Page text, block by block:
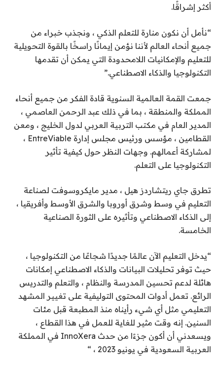
أكثر إشراقًا.
“نأمل أن نكون منارة للتعلم الذكي ، ونجذب خبراء من
جميع أنحاء العالم لأننا نؤمن إيمانًا راسخًا بالقوة التحويلية
للتعليم والإمكانيات اللامحدودة التي يمكن أن تقدمها
التكنولوجيا والذكاء الاصطناعي.”
جمعت القمة العالمية السنوية قادة الفكر من جميع أنحاء
المملكة والمنطقة ، بما في ذلك عبد الرحمن العاصمي ،
المدير العام في مكتب التربية العربي لدول الخليج ، ومعن
القطامين ، مؤسس ورئيس مجلس إدارة EntreViable ،
لمشاركة أعمالهم. وجهات النظر حول كيفية تأثير
التكنولوجيا على التعلم.
تطرق جاي ريتشاردز هيل ، مدير مايكروسوفت لصناعة
التعليم في وسط وشرق أوروبا والشرق الأوسط وأفريقيا ،
إلى الذكاء الاصطناعي وتأثيره على الثورة الصناعية
الخامسة.
“يدخل التعليم الآن عالمًا جديدًا شجاعًا من التكنولوجيا ،
حيث توفر تحليلات البيانات والذكاء الاصطناعي إمكانات
هائلة لدعم تحسين المدرسة والنظام ، والتعلم والتدريس
الرائع. تعمل أدوات المحتوى التوليفية على تغيير المشهد
التعليمي مثل أي شيء رأيناه منذ المطبعة قبل مئات
السنين. إنه وقت مثير للغاية للعمل في هذا القطاع ،
ويسعدني أن أكون جزءًا من حدث InnoXera في المملكة
العربية السعودية في يونيو 2023 ، “